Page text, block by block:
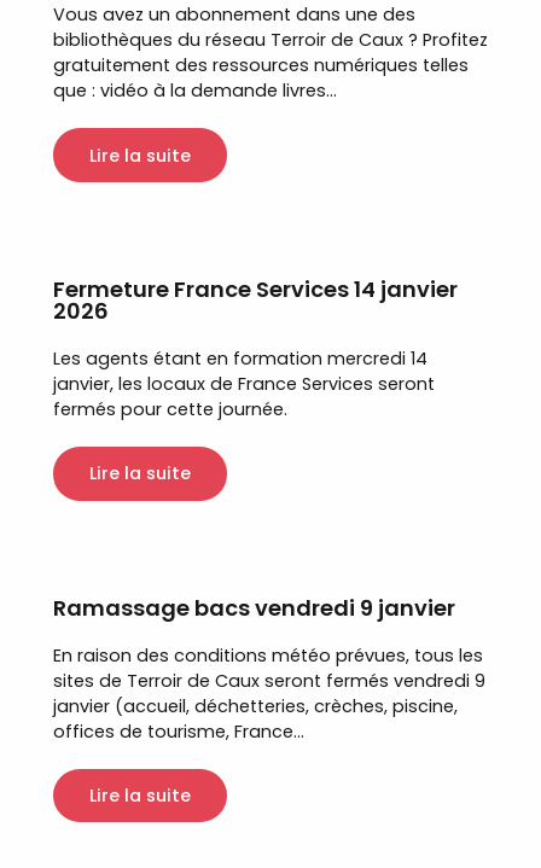
Vous avez un abonnement dans une des
bibliothèques du réseau Terroir de Caux ? Profitez
gratuitement des ressources numériques telles
que : vidéo à la demande livres...
Lire la suite
Fermeture France Services 14 janvier
2026
Les agents étant en formation mercredi 14
janvier, les locaux de France Services seront
fermés pour cette journée.
Lire la suite
Ramassage bacs vendredi 9 janvier
En raison des conditions météo prévues, tous les
sites de Terroir de Caux seront fermés vendredi 9
janvier (accueil, déchetteries, crèches, piscine,
offices de tourisme, France...
Lire la suite